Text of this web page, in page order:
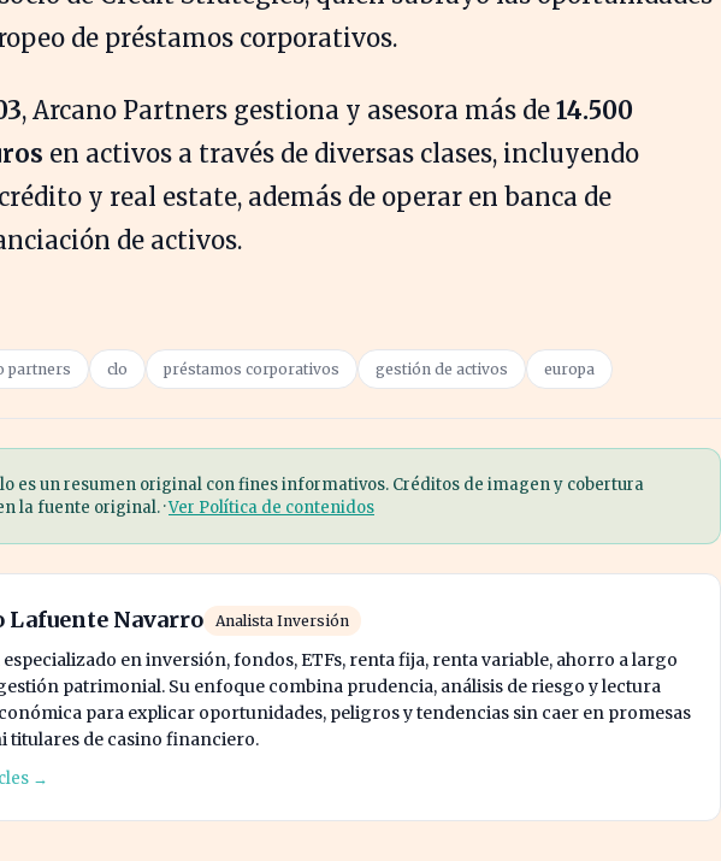
de préstamos corporativos.
, Arcano Partners gestiona y asesora más de 14.500
en activos a través de diversas clases, incluyendo
y real estate, además de operar en banca de
de activos.
partners clo préstamos corporativos gestión de activos europa
es un resumen original con fines informativos. Créditos de imagen y cobertura
la fuente original. ·Ver Política de contenidos
Lafuente Navarro Analista Inversión
en inversión, fondos, ETFs, renta fija, renta variable, ahorro a largo
patrimonial. Su enfoque combina prudencia, análisis de riesgo y lectura
para explicar oportunidades, peligros y tendencias sin caer en promesas
titulares de casino financiero.
→